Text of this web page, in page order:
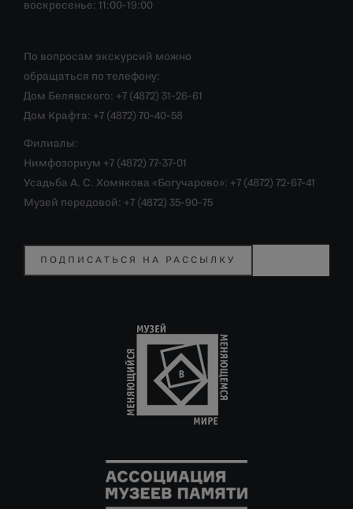
воскресенье: 11:00-19:00
По вопросам экскурсий можно
обращаться по телефону:
Дом Белявского: +7 (4872) 31-26-61
Дом Крафта: +7 (4872) 70-40-58
Филиалы:
Нимфозориум +7 (4872) 77-37-01
Усадьба А. С. Хомякова «Богучарово»: +7 (4872) 72-67-41
Музей передовой: +7 (4872) 35-90-75
ПОДПИСАТЬСЯ НА РАССЫЛКУ